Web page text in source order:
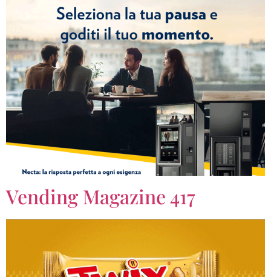
Vending Magazine 417